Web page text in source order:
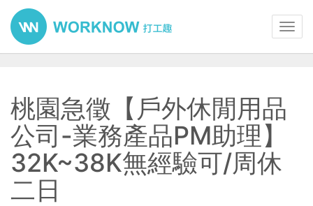
桃園急徵【戶外休閒用品
公司-業務產品PM助理】
32K~38K無經驗可/周休
二日